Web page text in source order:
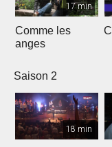
17 min
Comme les
anges
Saison 2
18 min